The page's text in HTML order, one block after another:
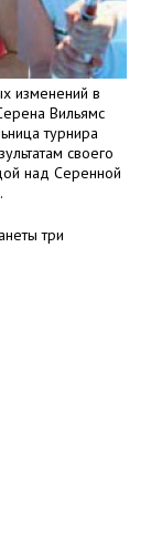
изменений в
Вильямс
турнира
своего
над Серенной
три